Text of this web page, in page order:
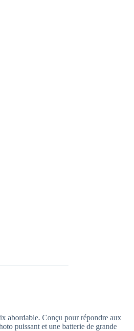
abordable. Conçu pour répondre aux
puissant et une batterie de grande